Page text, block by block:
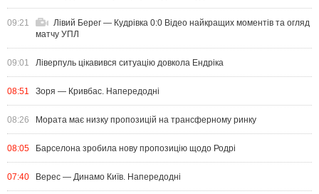
09:21
Лівий Берег — Кудрівка 0:0 Відео найкращих моментів та огляд
матчу УПЛ
09:01 Ліверпуль цікавився ситуацію довкола Ендріка
08:51 Зоря — Кривбас. Напередодні
08:26 Мората має низку пропозицій на трансферному ринку
08:05 Барселона зробила нову пропозицію щодо Родрі
07:40 Верес — Динамо Київ. Напередодні